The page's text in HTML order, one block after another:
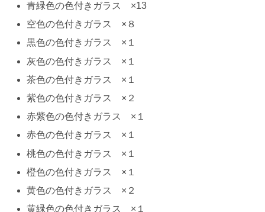
青緑色の色付きガラス ×13
空色の色付きガラス ×８
黒色の色付きガラス ×１
灰色の色付きガラス ×１
茶色の色付きガラス ×１
紫色の色付きガラス ×２
赤紫色の色付きガラス ×１
赤色の色付きガラス ×１
桃色の色付きガラス ×１
橙色の色付きガラス ×１
黄色の色付きガラス ×２
黄緑色の色付きガラス ×１